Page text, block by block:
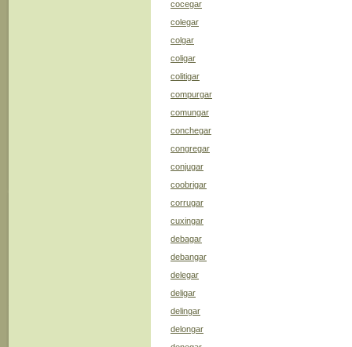
cocegar
colegar
colgar
coligar
colitigar
compurgar
comungar
conchegar
congregar
conjugar
coobrigar
corrugar
cuxingar
debagar
debangar
delegar
deligar
delingar
delongar